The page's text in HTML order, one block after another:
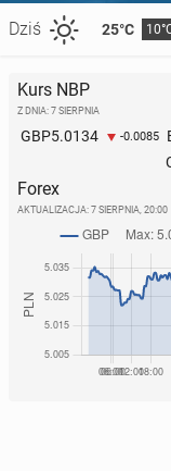
Dziś 25°C
Kurs NBP
Z DNIA: 7 SIERPNIA
GBP5.0134 -0.0085
Forex
AKTUALIZACJA: 7 SIERPNIA, 20:00